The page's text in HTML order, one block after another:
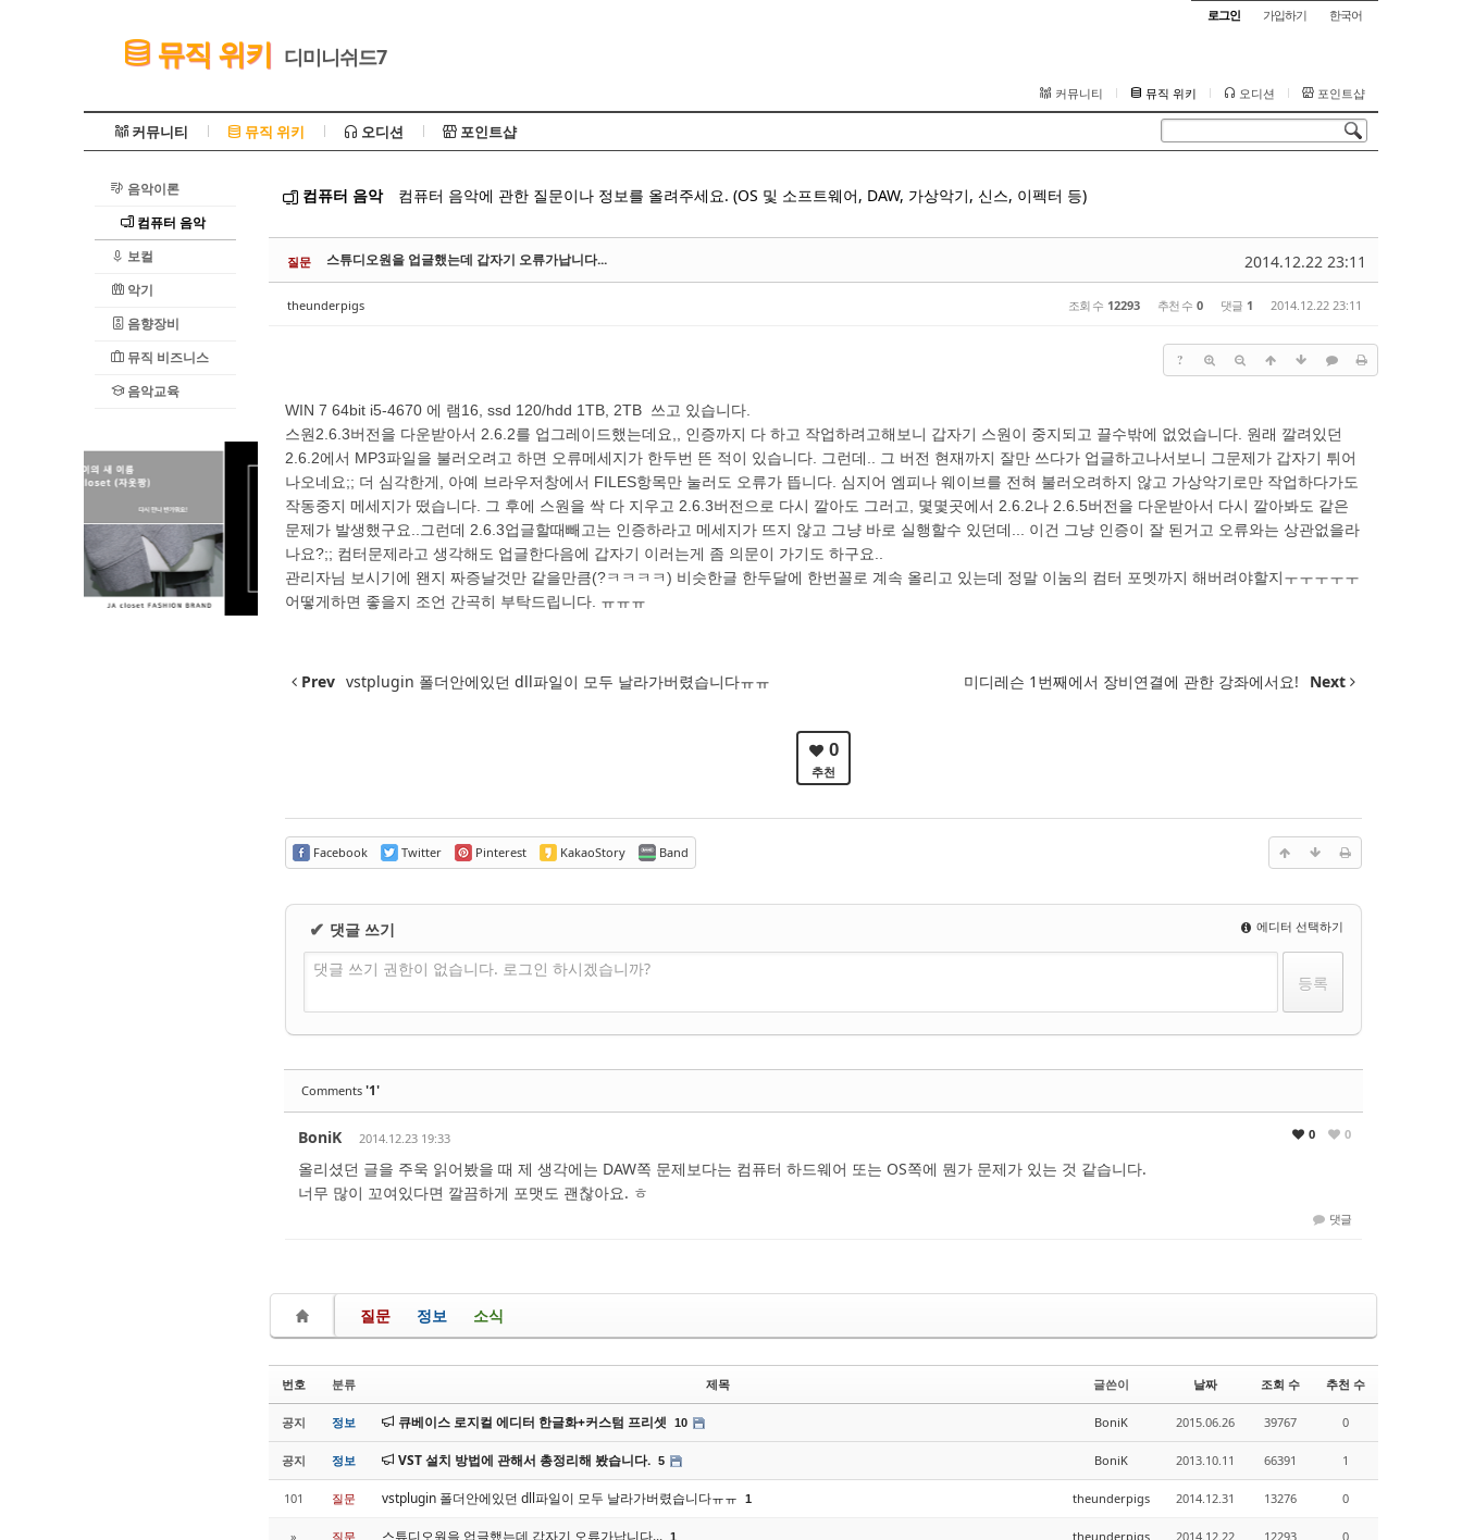
로그인 가입하기 한국어
뮤직 위키 디미니쉬드7
커뮤니티 뮤직 위키 오디션 포인트샵
커뮤니티 뮤직 위키 오디션 포인트샵
음악이론
컴퓨터 음악
보컬
악기
음향장비
뮤직 비즈니스
음악교육
컴퓨터 음악 컴퓨터 음악에 관한 질문이나 정보를 올려주세요. (OS 및 소프트웨어, DAW, 가상악기, 신스, 이펙터 등)
질문 2014.12.22 23:11
스튜디오원을 업글했는데 갑자기 오류가납니다...
theunderpigs 조회 수 12293 추천 수 0 댓글 1 2014.12.22 23:11
?
WIN 7 64bit i5-4670 에 램16, ssd 120/hdd 1TB, 2TB 쓰고 있습니다.
스원2.6.3버전을 다운받아서 2.6.2를 업그레이드했는데요,, 인증까지 다 하고 작업하려고해보니 갑자기 스원이 중지되고 끌수밖에 없었습니다. 원래 깔려있던
2.6.2에서 MP3파일을 불러오려고 하면 오류메세지가 한두번 뜬 적이 있습니다. 그런데.. 그 버전 현재까지 잘만 쓰다가 업글하고나서보니 그문제가 갑자기 튀어
나오네요;; 더 심각한게, 아예 브라우저창에서 FILES항목만 눌러도 오류가 뜹니다. 심지어 엠피나 웨이브를 전혀 불러오려하지 않고 가상악기로만 작업하다가도
작동중지 메세지가 떴습니다. 그 후에 스원을 싹 다 지우고 2.6.3버전으로 다시 깔아도 그러고, 몇몇곳에서 2.6.2나 2.6.5버전을 다운받아서 다시 깔아봐도 같은
문제가 발생했구요..그런데 2.6.3업글할때빼고는 인증하라고 메세지가 뜨지 않고 그냥 바로 실행할수 있던데... 이건 그냥 인증이 잘 된거고 오류와는 상관없을라
나요?;; 컴터문제라고 생각해도 업글한다음에 갑자기 이러는게 좀 의문이 가기도 하구요..
관리자님 보시기에 왠지 짜증날것만 같을만큼(?ㅋㅋㅋㅋ) 비슷한글 한두달에 한번꼴로 계속 올리고 있는데 정말 이눔의 컴터 포멧까지 해버려야할지ㅜㅜㅜㅜㅜ
어떻게하면 좋을지 조언 간곡히 부탁드립니다. ㅠㅠㅠ
Prev vstplugin 폴더안에있던 dll파일이 모두 날라가버렸습니다ㅠㅠ 미디레슨 1번째에서 장비연결에 관한 강좌에서요! Next
0
추천
Facebook Twitter Pinterest KakaoStory Band
✔ 댓글 쓰기 에디터 선택하기
댓글 쓰기 권한이 없습니다. 로그인 하시겠습니까?
Comments '1'
BoniK 2014.12.23 19:33
올리셨던 글을 주욱 읽어봤을 때 제 생각에는 DAW쪽 문제보다는 컴퓨터 하드웨어 또는 OS쪽에 뭔가 문제가 있는 것 같습니다.
너무 많이 꼬여있다면 깔끔하게 포맷도 괜찮아요. ㅎ
댓글
0 0
질문 정보 소식
번호 분류 제목 글쓴이 날짜 조회 수 추천 수
공지 정보 큐베이스 로지컬 에디터 한글화+커스텀 프리셋 10 BoniK 2015.06.26 39767 0
공지 정보 VST 설치 방법에 관해서 총정리해 봤습니다. 5 BoniK 2013.10.11 66391 1
101 질문 vstplugin 폴더안에있던 dll파일이 모두 날라가버렸습니다ㅠㅠ 1 theunderpigs 2014.12.31 13276 0
» 질문 스튜디오원을 업글했는데 갑자기 오류가납니다... 1 theunderpigs 2014.12.22 12293 0
Sketchbook5, 스케치북5
Sketchbook5, 스케치북5